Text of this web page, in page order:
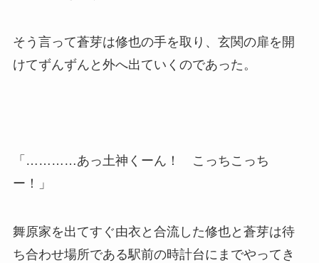
そう言って蒼芽は修也の手を取り、玄関の扉を開
けてずんずんと外へ出ていくのであった。
「…………あっ土神くーん！ こっちこっち
ー！」
舞原家を出てすぐ由衣と合流した修也と蒼芽は待
ち合わせ場所である駅前の時計台にまでやってき